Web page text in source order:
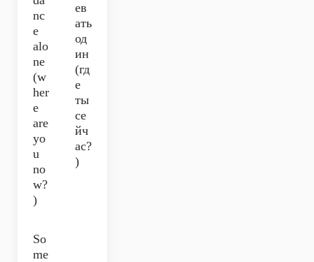
nc
e
alo
ne
(w
her
e
are
yo
u
no
w?
)
ев
ать
од
ин
(гд
е
ты
се
йч
ас?
)
So
me